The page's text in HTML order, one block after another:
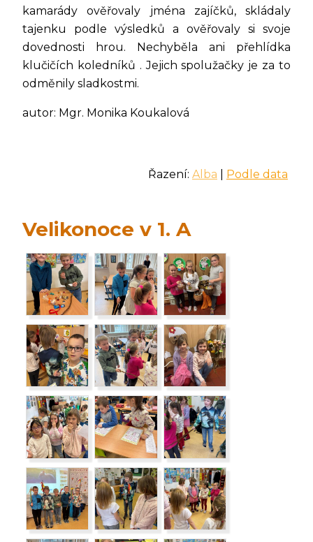
kamarády ověřovaly jména zajíčků, skládaly
tajenku podle výsledků a ověřovaly si svoje
dovednosti hrou. Nechyběla ani přehlídka
klučičích koledníků . Jejich spolužačky je za to
odměnily sladkostmi.
autor: Mgr. Monika Koukalová
Řazení: Alba Podle data
Velikonoce v 1. A